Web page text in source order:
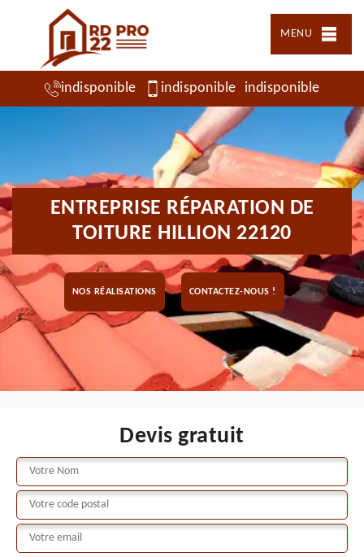
MENU
indisponible indisponible indisponible
ENTREPRISE RÉPARATION DE
TOITURE HILLION 22120
NOS RÉALISATIONS CONTACTEZ-NOUS !
Devis gratuit